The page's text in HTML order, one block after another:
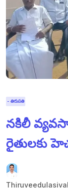
- తిరుపతి
నకిలీ
రైతులకు